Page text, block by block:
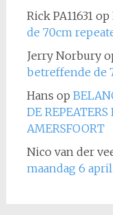
Rick PA11631 op
de 70cm
Jerry Norbury
betreffende de
Hans op
DE
AMERSFOORT
Nico van der
maandag 6